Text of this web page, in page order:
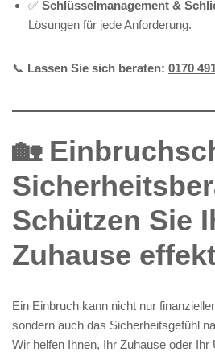
✅ Schlüsselmanagement &
Lösungen für jede Anforderung.
📞 Lassen Sie sich beraten: 0170
🏡
Schützen Sie
Zuhause
Ein Einbruch kann nicht nur
sondern auch das Sicherheitsgefühl
Wir helfen Ihnen, Ihr Zuhause oder Ihr